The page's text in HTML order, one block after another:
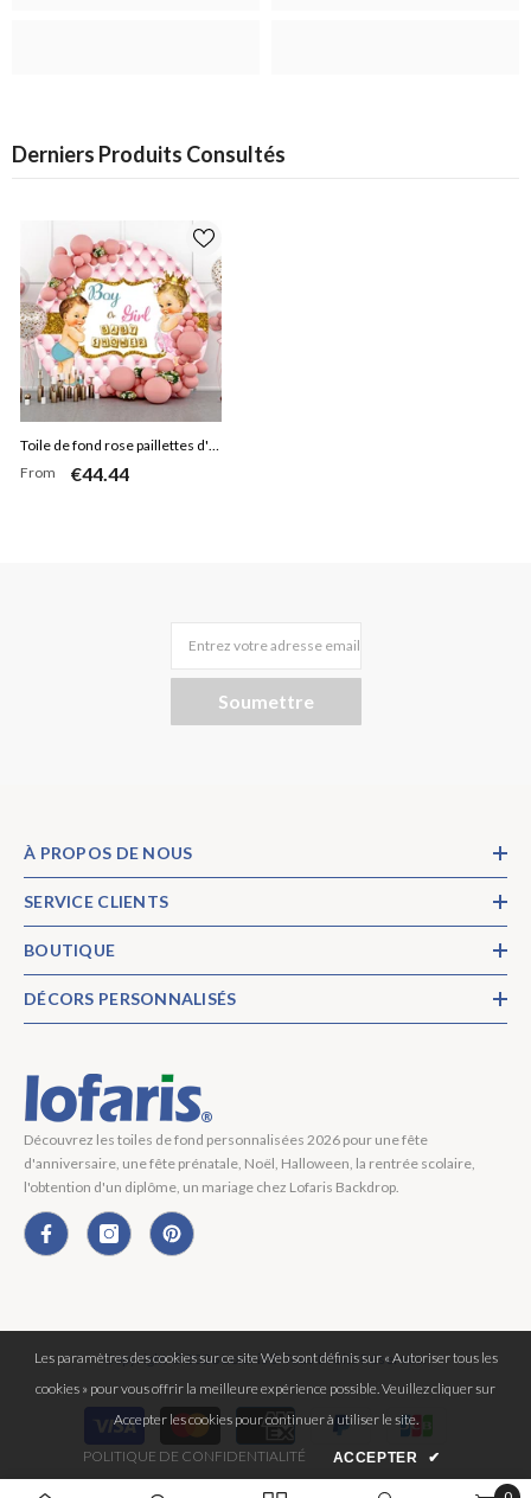
Derniers Produits Consultés
Toile de fond rose paillettes d'or
pour toile de fond de douche de
From €44.44
Entrez votre adresse email
Soumettre
À PROPOS DE NOUS
SERVICE CLIENTS
BOUTIQUE
DÉCORS PERSONNALISÉS
Découvrez les toiles de fond personnalisées 2026 pour une fête
d'anniversaire, une fête prénatale, Noël, Halloween, la rentrée scolaire,
l'obtention d'un diplôme, un mariage chez Lofaris Backdrop.
Copyright © 2026 Lofaris® Tous Droits Réservés.
Moyens
paiement
Les paramètres des cookies sur ce site Web sont définis sur « Autoriser tous les
cookies » pour vous offrir la meilleure expérience possible. Veuillez cliquer sur
Accepter les cookies pour continuer à utiliser le site.
POLITIQUE DE CONFIDENTIALITÉ ACCEPTER ✔